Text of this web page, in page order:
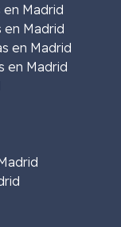
en Madrid
en Madrid
en Madrid
en Madrid